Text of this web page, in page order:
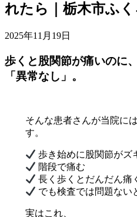
れたら｜栃木市ふ
2025年11月19日
歩くと股関節が痛いのに
「異常なし」。
そんな患者さんが当院に
す。
歩き始めに股関節がズ
階段で痛む
長く歩くとだんだん痛
でも検査では問題な
実はこれ、